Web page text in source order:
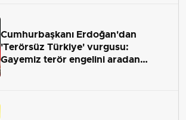
Cumhurbaşkanı Erdoğan'dan
'Terörsüz Türkiye' vurgusu:
Gayemiz terör engelini aradan